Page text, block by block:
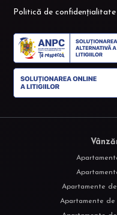
Politică de confidențialitate
Apartamente
Apartamente de